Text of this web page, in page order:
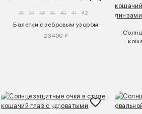
36 37 38 39 40 41 42
Балетки с зебровым узором
23400 ₽